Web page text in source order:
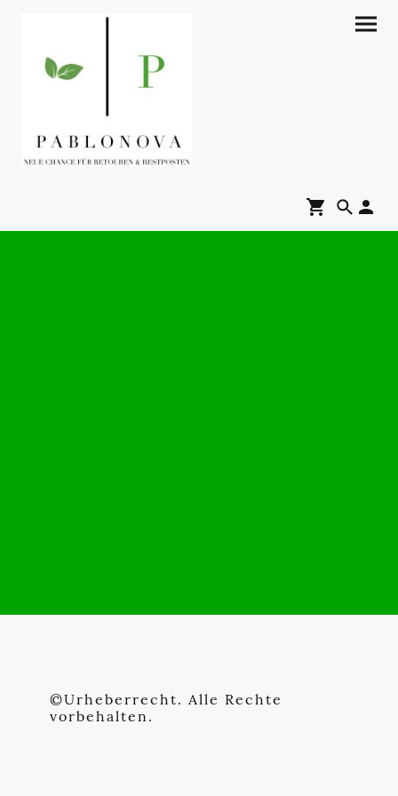
©Urheberrecht. Alle Rechte
vorbehalten.